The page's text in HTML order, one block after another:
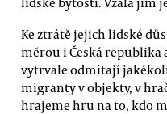
Ke ztrátě jejich lidské
měrou i Česká
vytrvale odmítají
migranty v objekty, v
hrajeme hru na to, kdo